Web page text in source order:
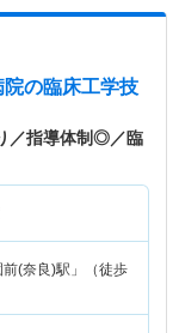
院の臨床工学技
／指導体制◎／臨
(奈良)駅」（徒歩